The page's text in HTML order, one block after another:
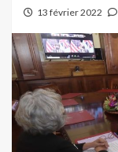
13 février 2022